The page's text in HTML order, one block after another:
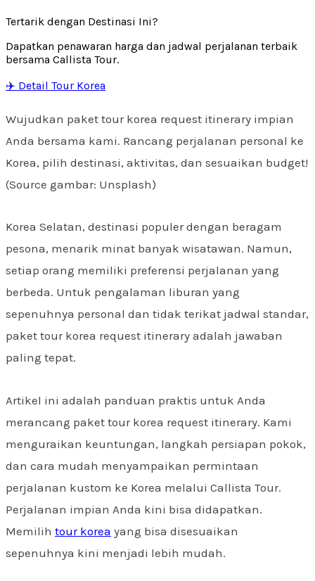
Tertarik dengan Destinasi Ini?
Dapatkan penawaran harga dan jadwal perjalanan terbaik
bersama Callista Tour.
✈️ Detail Tour Korea
Wujudkan paket tour korea request itinerary impian
Anda bersama kami. Rancang perjalanan personal ke
Korea, pilih destinasi, aktivitas, dan sesuaikan budget!
(Source gambar: Unsplash)
Korea Selatan, destinasi populer dengan beragam
pesona, menarik minat banyak wisatawan. Namun,
setiap orang memiliki preferensi perjalanan yang
berbeda. Untuk pengalaman liburan yang
sepenuhnya personal dan tidak terikat jadwal standar,
paket tour korea request itinerary adalah jawaban
paling tepat.
Artikel ini adalah panduan praktis untuk Anda
merancang paket tour korea request itinerary. Kami
menguraikan keuntungan, langkah persiapan pokok,
dan cara mudah menyampaikan permintaan
perjalanan kustom ke Korea melalui Callista Tour.
Perjalanan impian Anda kini bisa didapatkan.
Memilih tour korea yang bisa disesuaikan
sepenuhnya kini menjadi lebih mudah.